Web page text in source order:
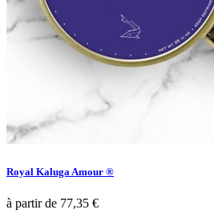
Royal Kaluga Amour ®
à partir de 77,35 €